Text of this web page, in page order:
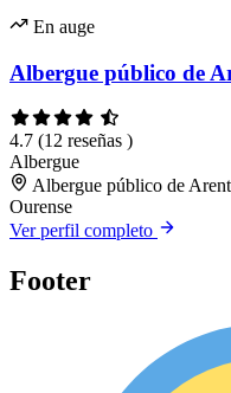
En auge
Albergue público de
4.7 (12 reseñas )
Albergue
Albergue público de
Ourense
Ver perfil completo
Footer